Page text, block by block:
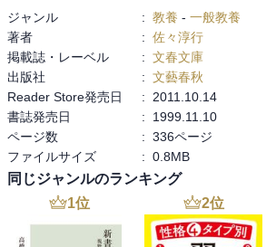
印象はありますが、分かりやすく説得力もあり
事”と”平時”の切り替えができず、”有事”であり
拘って初動対応を誤った例として阪神淡路大震
行動を挙げておられます。あれからもう25年
や、昨今のコロナ禍でも決定権のある指揮官や
時”のモード切替ができていなかった例が次々
す。場数や経験を踏まないと個人の危機対応
しれないですが、そういう経験をした人から
大切にして、私自身も今後遭遇するかもしれ
にしたいと思わされる1冊でした。
ジャンル : 教養 - 一般教養
著者
: 佐々淳行
掲載誌・レーベル
: 文春文庫
出版社
: 文藝春秋
Reader Store発売日
:
2011.10.14
書誌発売日
:
1999.11.10
ページ数
: 336ページ
ファイルサイズ
: 0.8MB
同じジャンルのランキング
1位 2位